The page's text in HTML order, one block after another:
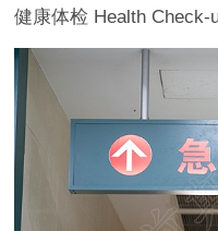
健康体检 Health Check-